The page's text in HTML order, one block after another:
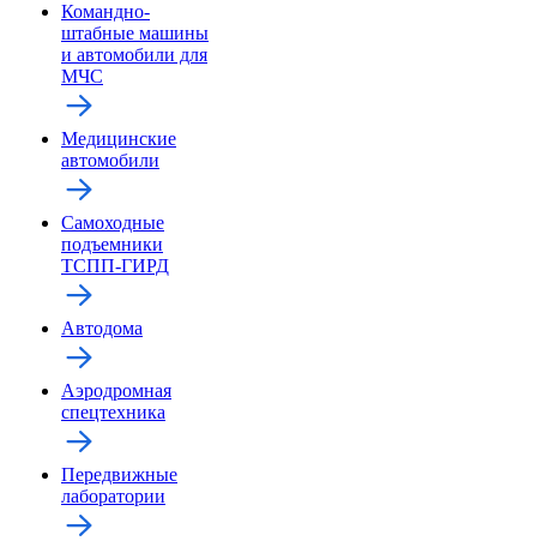
Командно-
штабные машины
и автомобили для
МЧС
Медицинские
автомобили
Самоходные
подъемники
ТСПП-ГИРД
Автодома
Аэродромная
спецтехника
Передвижные
лаборатории